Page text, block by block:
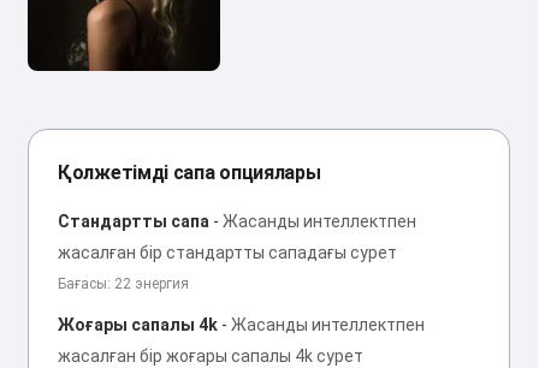
Қолжетімді сапа опциялары
Стандартты сапа - Жасанды интеллектпен
жасалған бір стандартты сападағы сурет
Бағасы: 22 энергия
Жоғары сапалы 4k - Жасанды интеллектпен
жасалған бір жоғары сапалы 4k сурет